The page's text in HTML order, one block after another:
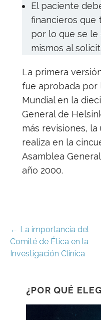
El paciente
financieros que
por lo que se
mismos al
La primera
fue aprobada por
Mundial en la
General de
más revisiones,
realiza en la
Asamblea
año 2000.
Navegación
de
← La importancia del
Comité de Ética en la
Investigación Clínica
¿POR QUÉ